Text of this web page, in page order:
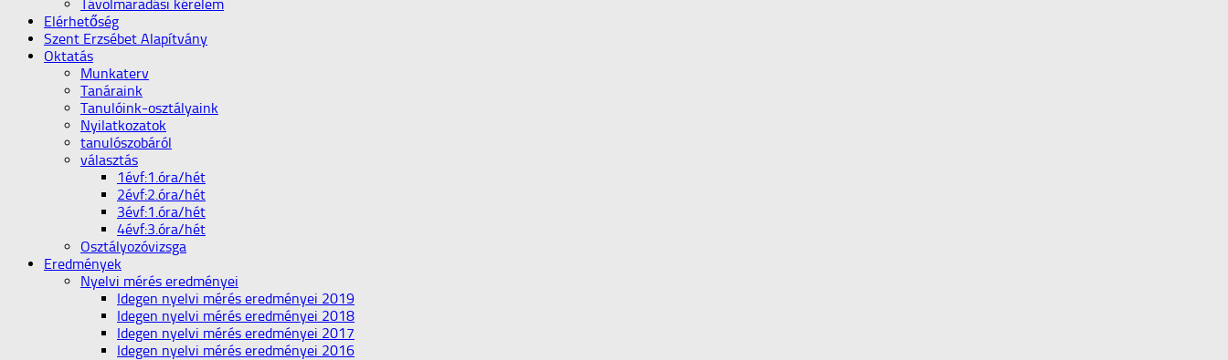
Távolmaradási kérelem
Elérhetőség
Szent Erzsébet Alapítvány
Oktatás
Munkaterv
Tanáraink
Tanulóink-osztályaink
Nyilatkozatok
tanulószobáról
választás
1évf:1.óra/hét
2évf:2.óra/hét
3évf:1.óra/hét
4évf:3.óra/hét
Osztályozóvizsga
Eredmények
Nyelvi mérés eredményei
Idegen nyelvi mérés eredményei 2019
Idegen nyelvi mérés eredményei 2018
Idegen nyelvi mérés eredményei 2017
Idegen nyelvi mérés eredményei 2016